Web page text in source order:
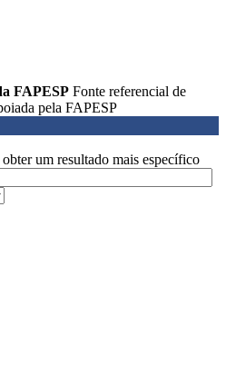
FAPESP Fonte referencial de
pela FAPESP
um resultado mais específico